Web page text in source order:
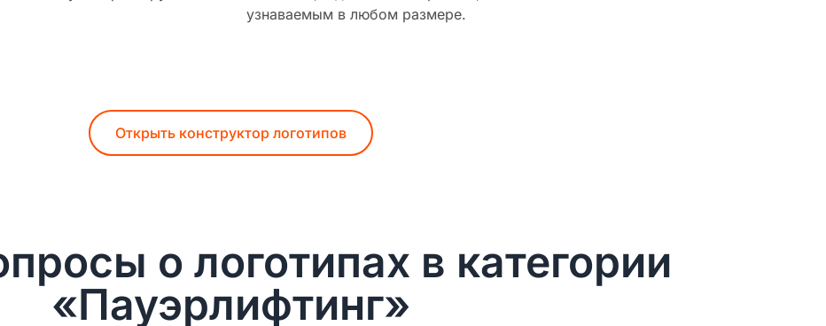
узнаваемым в любом размере.
Открыть конструктор логотипов
о логотипах в категории
«Пауэрлифтинг»